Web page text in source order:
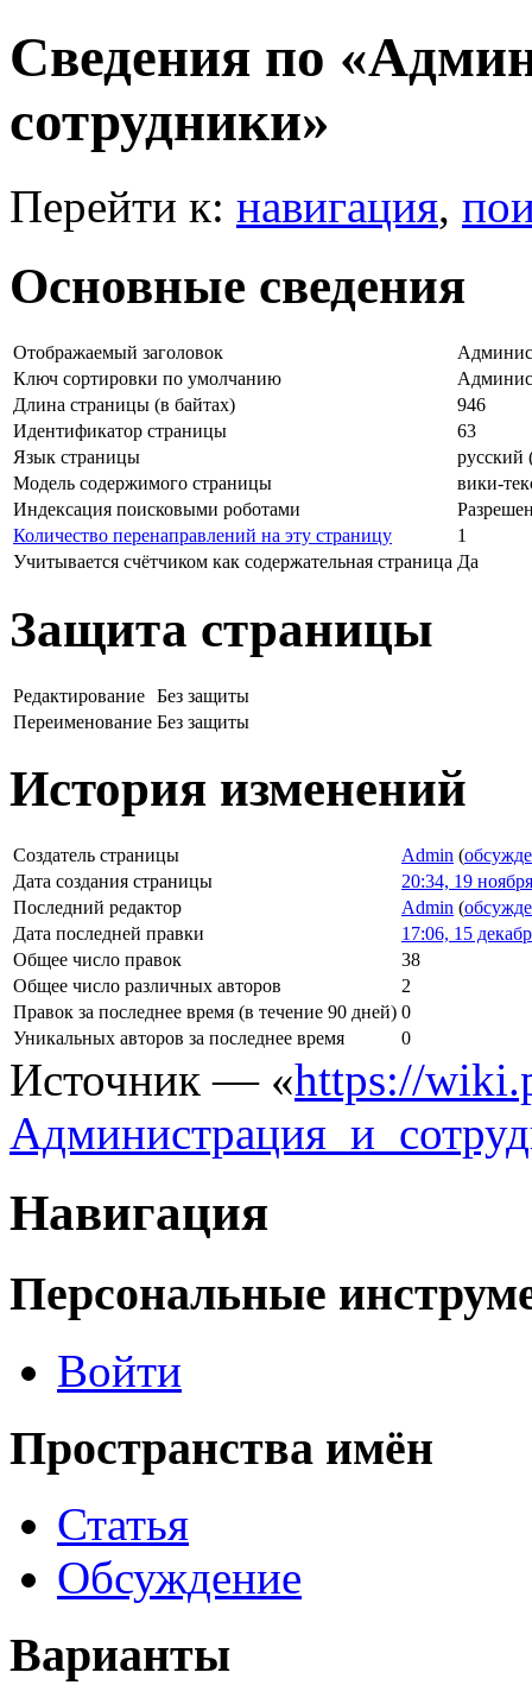
Сведения по
сотрудники»
Перейти к: навигация,
Основные сведения
Отображаемый заголовок
Ключ сортировки по умолчанию
Длина страницы (в байтах)
946
Идентификатор страницы
63
Язык страницы
русский
Модель содержимого страницы
вики-
Индексация поисковыми роботами
Количество перенаправлений на эту страницу
1
Учитывается счётчиком как содержательная страница Да
Защита страницы
Редактирование Без защиты
Переименование Без защиты
История изменений
Создатель страницы Admin (
Дата создания страницы
20:34, 19
Последний редактор
Admin (
Дата последней правки
17:06, 15
Общее число правок
38
Общее число различных авторов
2
Правок за последнее время (в течение 90 дней) 0
Уникальных авторов за последнее время
0
Источник — «https://
Навигация
Персональные
Войти
Пространства имён
Статья
Обсуждение
Варианты